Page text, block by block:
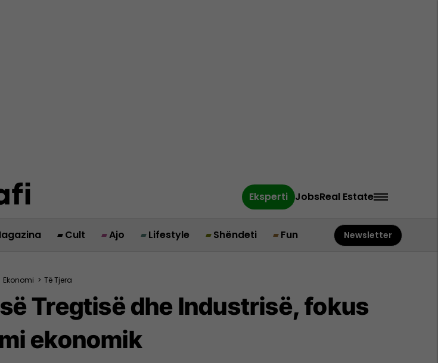
Eksperti JobsReal Estate
Cult Ajo Lifestyle Shëndeti Fun Newsletter
Ekonomi > Të Tjera
Tregtisë dhe Industrisë, fokus
ekonomik